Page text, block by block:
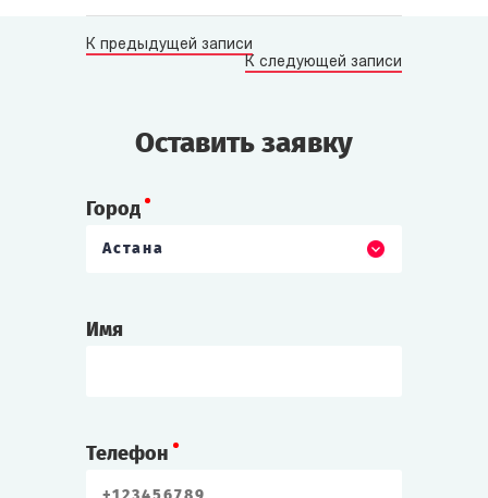
К предыдущей записи
К следующей записи
Оставить заявку
Город
Астана
Имя
Телефон